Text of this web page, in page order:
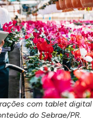
com tablet digital
do Sebrae/PR.